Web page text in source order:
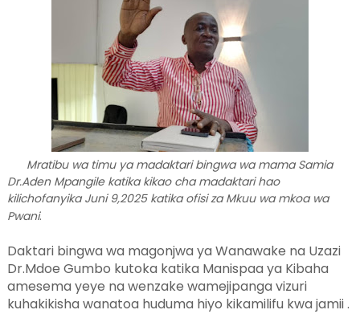
Mratibu wa timu ya madaktari bingwa wa mama Samia
Dr.Aden Mpangile katika kikao cha madaktari hao
kilichofanyika Juni 9,2025 katika ofisi za Mkuu wa mkoa wa
Pwani.
Daktari bingwa wa magonjwa ya Wanawake na Uzazi
Dr.Mdoe Gumbo kutoka katika Manispaa ya Kibaha
amesema yeye na wenzake wamejipanga vizuri
kuhakikisha wanatoa huduma hiyo kikamilifu kwa jamii .